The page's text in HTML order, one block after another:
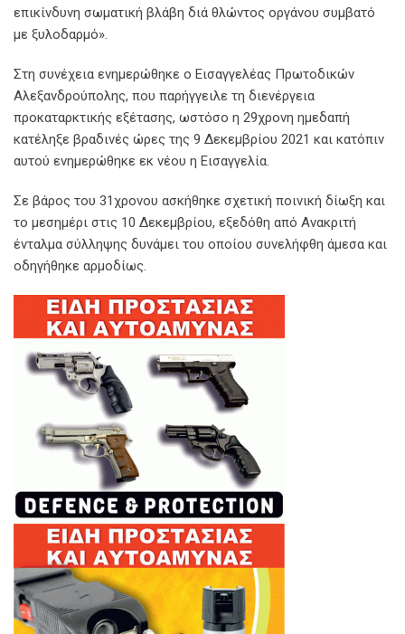
επικίνδυνη σωματική βλάβη διά θλώντος οργάνου συμβατό
με ξυλοδαρμό».
Στη συνέχεια ενημερώθηκε ο Εισαγγελέας Πρωτοδικών
Αλεξανδρούπολης, που παρήγγειλε τη διενέργεια
προκαταρκτικής εξέτασης, ωστόσο η 29χρονη ημεδαπή
κατέληξε βραδινές ώρες της 9 Δεκεμβρίου 2021 και κατόπιν
αυτού ενημερώθηκε εκ νέου η Εισαγγελία.
Σε βάρος του 31χρονου ασκήθηκε σχετική ποινική δίωξη και
το μεσημέρι στις 10 Δεκεμβρίου, εξεδόθη από Ανακριτή
ένταλμα σύλληψης δυνάμει του οποίου συνελήφθη άμεσα και
οδηγήθηκε αρμοδίως.